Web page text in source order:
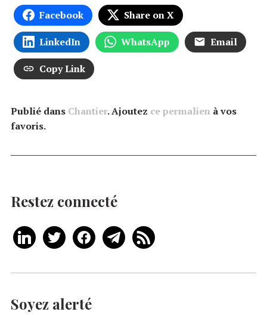
Facebook Share on X
LinkedIn WhatsApp Email
Copy Link
Publié dans Chantier. Ajoutez ce permalien à vos
favoris.
Restez connecté
Soyez alerté